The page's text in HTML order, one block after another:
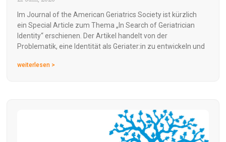
Im Journal of the American Geriatrics Society ist kürzlich
ein Special Article zum Thema „In Search of Geriatrician
Identity“ erschienen. Der Artikel handelt von der
Problematik, eine Identität als Geriater:in zu entwickeln und
weiterlesen >